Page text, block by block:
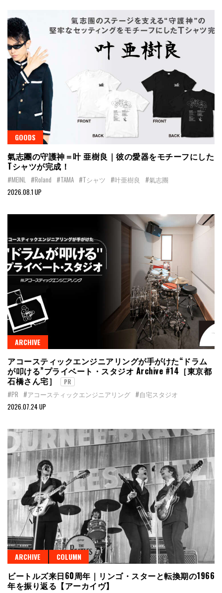
GOODS
氣志團の守護神＝叶 亜樹良｜彼の愛器をモチーフにした
Tシャツが完成！
#MEINL #Roland #TAMA #Tシャツ #叶亜樹良
#氣志團
2026.08.1 UP
ARCHIVE
アコースティックエンジニアリングが手がけた“ドラム
が叩ける”プライベート・スタジオ Archive #14［東京都
石橋さん宅］
PR
#PR #アコースティックエンジニアリング #自宅スタジオ
2026.07.24 UP
ARCHIVE COLUMN
ビートルズ来日60周年｜リンゴ・スターと転換期の1966
年を振り返る【アーカイヴ】